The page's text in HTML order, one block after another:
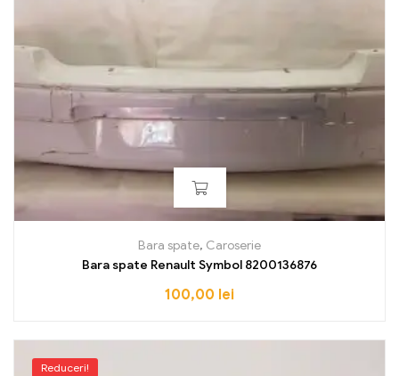
Bara spate, Caroserie
Bara spate Renault Symbol 8200136876
100,00 lei
Reduceri!